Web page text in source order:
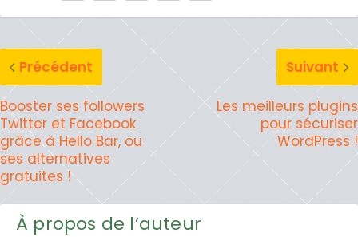
Précédent
Booster ses followers
Twitter et Facebook
grâce à Hello Bar, ou
ses alternatives
gratuites !
Suivant
Les meilleurs plugins
pour sécuriser
WordPress !
À propos de l’auteur